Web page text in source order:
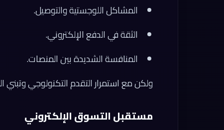
المشاكل اللوجستية والتوصيل.
الثقة في الدفع الإلكتروني.
المنافسة الشديدة بين المنصات.
ولكن مع استمرار التقدم التكنولوجي وتبني
مستقبل التسوق الإلكتروني